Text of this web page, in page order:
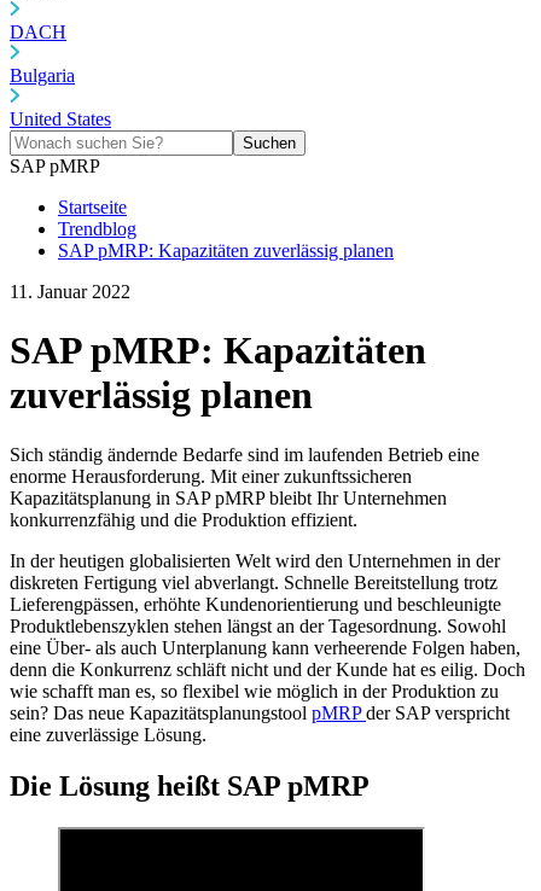
DACH
Bulgaria
United States
Suchen
SAP pMRP
Startseite
Trendblog
SAP pMRP: Kapazitäten zuverlässig planen
11. Januar 2022
SAP pMRP: Kapazitäten
zuverlässig planen
Sich ständig ändernde Bedarfe sind im laufenden Betrieb eine
enorme Herausforderung. Mit einer zukunftssicheren
Kapazitätsplanung in SAP pMRP bleibt Ihr Unternehmen
konkurrenzfähig und die Produktion effizient.
In der heutigen globalisierten Welt wird den Unternehmen in der
diskreten Fertigung viel abverlangt. Schnelle Bereitstellung trotz
Lieferengpässen, erhöhte Kundenorientierung und beschleunigte
Produktlebenszyklen stehen längst an der Tagesordnung. Sowohl
eine Über- als auch Unterplanung kann verheerende Folgen haben,
denn die Konkurrenz schläft nicht und der Kunde hat es eilig. Doch
wie schafft man es, so flexibel wie möglich in der Produktion zu
sein? Das neue Kapazitätsplanungstool pMRPder SAP verspricht
eine zuverlässige Lösung.
Die Lösung heißt SAP pMRP